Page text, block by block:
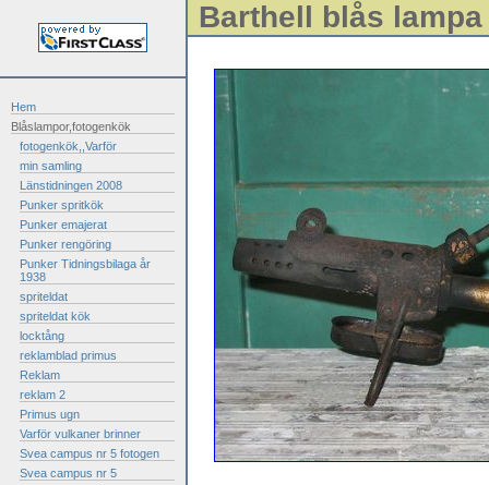
Hem
Blåslampor,fotogenkök
fotogenkök,,Varför
min samling
Länstidningen 2008
Punker spritkök
Punker emajerat
Punker rengöring
Punker Tidningsbilaga år
1938
spriteldat
spriteldat kök
locktång
reklamblad primus
Reklam
reklam 2
Primus ugn
Varför vulkaner brinner
Svea campus nr 5 fotogen
Svea campus nr 5
Barthell blås lampa